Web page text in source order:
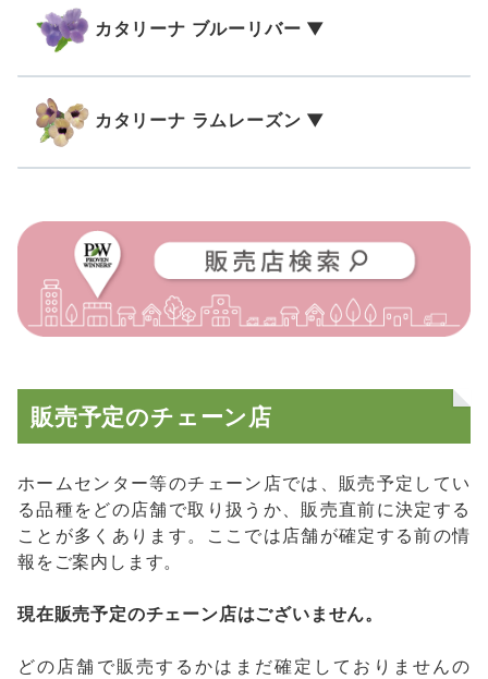
カタリーナ ブルーリバー ▼
カタリーナ ラムレーズン ▼
販売予定のチェーン店
ホームセンター等のチェーン店では、販売予定してい
る品種をどの店舗で取り扱うか、販売直前に決定する
ことが多くあります。ここでは店舗が確定する前の情
報をご案内します。
現在販売予定のチェーン店はございません。
どの店舗で販売するかはまだ確定しておりませんの